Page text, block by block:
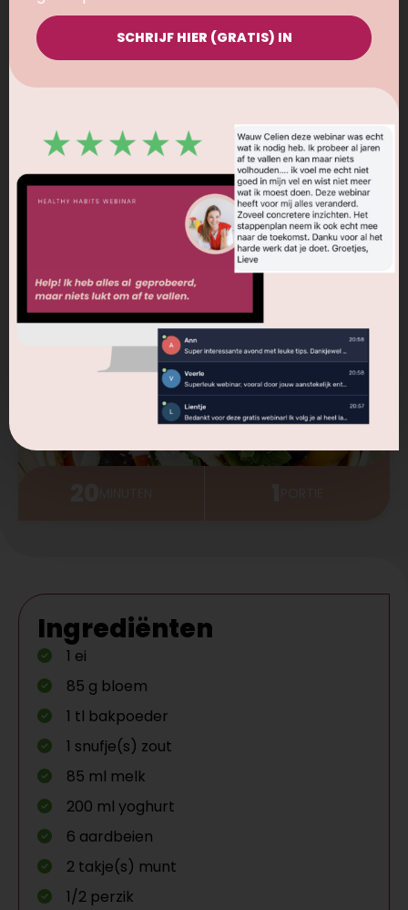
SCHRIJF HIER (GRATIS) IN
door er taco’s van te maken en te vullen met
yoghurt en verse fruit. Ziet er super tof uit en is ook
nog eens mega lekker!
Ingrediënten
1 ei
85 g bloem
1 tl bakpoeder
1 snufje(s) zout
85 ml melk
200 ml yoghurt
6 aardbeien
2 takje(s) munt
1/2 perzik